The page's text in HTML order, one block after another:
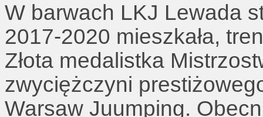
W barwach LKJ Lewada
2017-2020 mieszkała,
Złota medalistka
zwyciężczyni
Warsaw Juumping.